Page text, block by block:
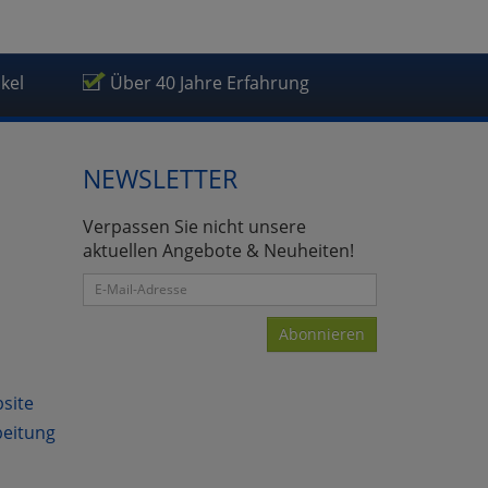
Über 40 Jahre Erfahrung
NEWSLETTER
Verpassen Sie nicht unsere
aktuellen Angebote & Neuheiten!
Abonnieren